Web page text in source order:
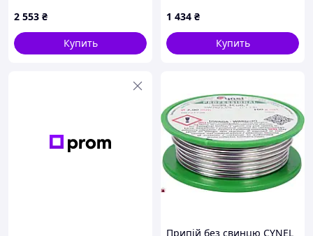
2 553 ₴
Купить
1 434 ₴
Купить
Припій без свинцю CYNEL